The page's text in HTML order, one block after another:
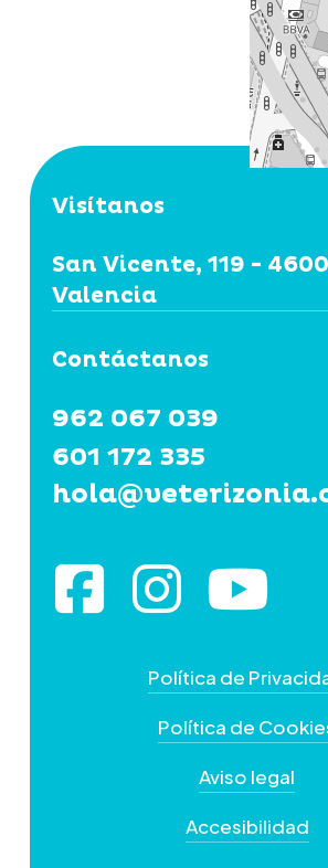
Visítanos
San Vicente, 119 -
Valencia
Contáctanos
962 067 039
601 172 335
Política de
Política de
Aviso legal
Accesibilidad